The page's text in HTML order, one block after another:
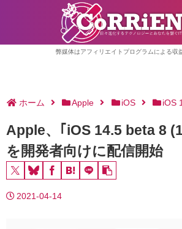
弊媒体はアフィリエイトプログラムによる収
ホーム Apple iOS iOS
Apple、｢iOS 14.5 beta 8
を開発者向けに配信開始
2021-04-14